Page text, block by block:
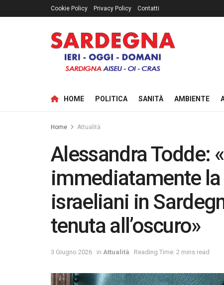
Cookie Policy Privacy Policy Contatti
HOME POLITICA SANITÀ AMBIENTE
Home Attualità
Alessandra Todde:
immediatamente
israeliani in
tenuta all’oscuro»
3 Giugno 2026 in Attualità Reading Time: 2 mins read